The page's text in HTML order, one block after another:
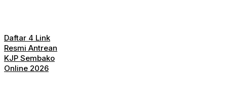
Daftar 4 Link
Resmi Antrean
KJP Sembako
Online 2026